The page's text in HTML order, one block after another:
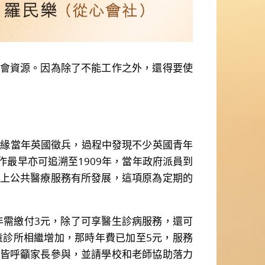
源。因為除了不能工作之外，還得要使
年英國徵兵，過程中發現不少英國青年
最早亦可追溯至1909年，當年政府派員到
公共醫療服務有所發展，這項原為定期的
繳付3元，除了可享醫生診病服務，還可
所相繼增加，那時年費已加至5元，服務
呼籲家長參與，並請學校和老師協助落力